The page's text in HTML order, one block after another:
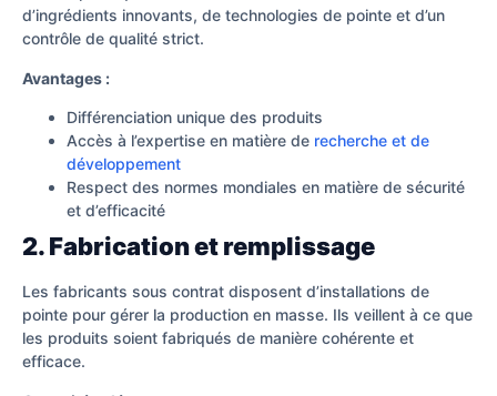
d’ingrédients innovants, de technologies de pointe et d’un
contrôle de qualité strict.
Avantages :
Différenciation unique des produits
Accès à l’expertise en matière de recherche et de
développement
Respect des normes mondiales en matière de sécurité
et d’efficacité
2. Fabrication et remplissage
Les fabricants sous contrat disposent d’installations de
pointe pour gérer la production en masse. Ils veillent à ce que
les produits soient fabriqués de manière cohérente et
efficace.